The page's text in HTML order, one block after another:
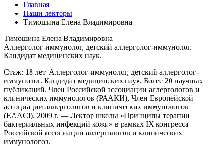
Главная
Наши лекторы
Тимошина Елена Владимировна
Тимошина Елена Владимировна
Аллерголог-иммунолог, детский аллерголог-иммунолог.
Кандидат медицинских наук.
Стаж: 18 лет. Аллерголог-иммунолог, детский аллерголог-
иммунолог. Кандидат медицинских наук. Более 20 научных
публикаций. Член Российской ассоциации аллергологов и
клинических иммунологов (РААКИ), Член Европейской
ассоциации аллергологов и клинических иммунологов
(EAAСI). 2009 г. — Лектор школы «Принципы терапии
бактериальных инфекций кожи» в рамках IХ конгресса
Российской ассоциации аллергологов и клинических
иммунологов.